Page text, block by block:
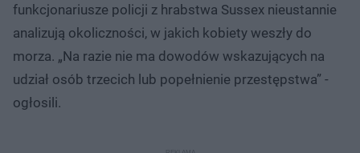
funkcjonariusze policji z hrabstwa Sussex nieustannie
analizują okoliczności, w jakich kobiety weszły do
morza. „Na razie nie ma dowodów wskazujących na
udział osób trzecich lub popełnienie przestępstwa” -
ogłosili.